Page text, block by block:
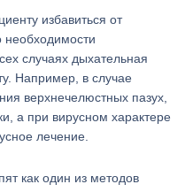
избавиться от
необходимости
случаях дыхательная
Например, в случае
верхнечелюстных пазух,
а при вирусном характере
лечение.
как один из методов